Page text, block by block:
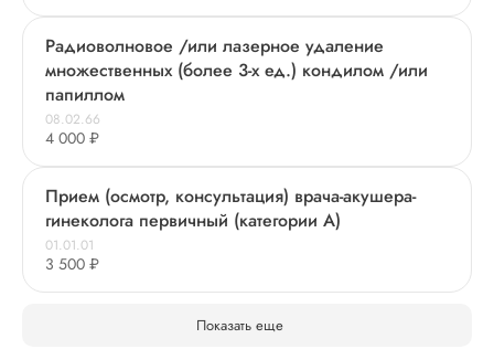
Радиоволновое /или лазерное удаление
множественных (более 3-х ед.) кондилом /или
папиллом
08.02.66
4 000 ₽
Прием (осмотр, консультация) врача-акушера-
гинеколога первичный (категории А)
01.01.01
3 500 ₽
Показать еще